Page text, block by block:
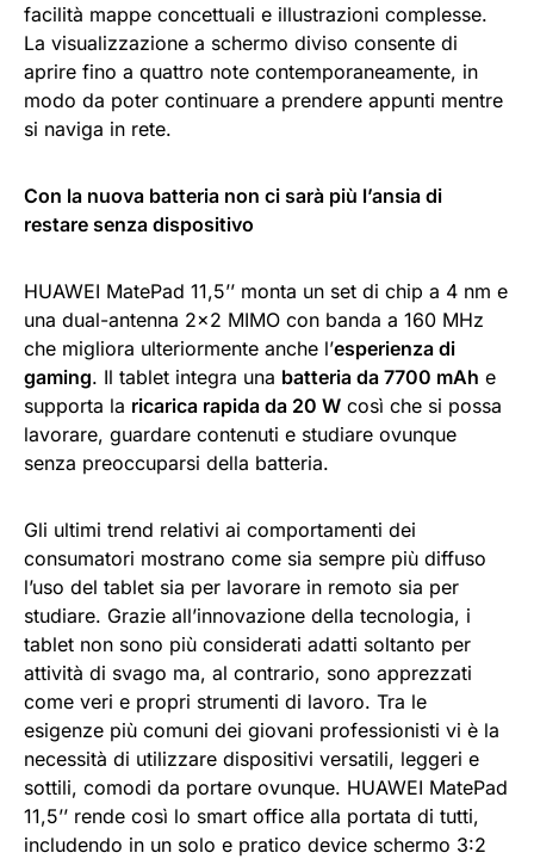
facilità mappe concettuali e illustrazioni complesse.
La visualizzazione a schermo diviso consente di
aprire fino a quattro note contemporaneamente, in
modo da poter continuare a prendere appunti mentre
si naviga in rete.
Con la nuova batteria non ci sarà più l’ansia di
restare senza dispositivo
HUAWEI MatePad 11,5’’ monta un set di chip a 4 nm e
una dual-antenna 2×2 MIMO con banda a 160 MHz
che migliora ulteriormente anche l’esperienza di
gaming. Il tablet integra una batteria da 7700 mAh e
supporta la ricarica rapida da 20 W così che si possa
lavorare, guardare contenuti e studiare ovunque
senza preoccuparsi della batteria.
Gli ultimi trend relativi ai comportamenti dei
consumatori mostrano come sia sempre più diffuso
l’uso del tablet sia per lavorare in remoto sia per
studiare. Grazie all’innovazione della tecnologia, i
tablet non sono più considerati adatti soltanto per
attività di svago ma, al contrario, sono apprezzati
come veri e propri strumenti di lavoro. Tra le
esigenze più comuni dei giovani professionisti vi è la
necessità di utilizzare dispositivi versatili, leggeri e
sottili, comodi da portare ovunque. HUAWEI MatePad
11,5’’ rende così lo smart office alla portata di tutti,
includendo in un solo e pratico device schermo 3:2